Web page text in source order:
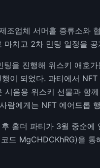
업체 서머홀 증류소와
마치고 2차 민팅 일정을 공
을 진행해 위스키 애호
이 되었다. 파티에서
음용 위스키 선물과 함
람에게는 NFT 에어드롭
홀더 파티가 3월 중순에
드 MgCHDCKhRG)을 통